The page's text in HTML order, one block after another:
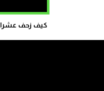
كيف زحف عشرات